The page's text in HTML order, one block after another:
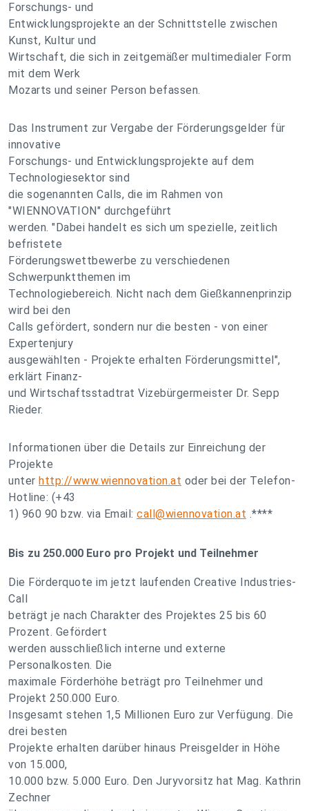
Forschungs- und
Entwicklungsprojekte an der Schnittstelle zwischen
Kunst, Kultur und
Wirtschaft, die sich in zeitgemäßer multimedialer Form
mit dem Werk
Mozarts und seiner Person befassen.
Das Instrument zur Vergabe der Förderungsgelder für
innovative
Forschungs- und Entwicklungsprojekte auf dem
Technologiesektor sind
die sogenannten Calls, die im Rahmen von
"WIENNOVATION" durchgeführt
werden. "Dabei handelt es sich um spezielle, zeitlich
befristete
Förderungswettbewerbe zu verschiedenen
Schwerpunktthemen im
Technologiebereich. Nicht nach dem Gießkannenprinzip
wird bei den
Calls gefördert, sondern nur die besten - von einer
Expertenjury
ausgewählten - Projekte erhalten Förderungsmittel",
erklärt Finanz-
und Wirtschaftsstadtrat Vizebürgermeister Dr. Sepp
Rieder.
Informationen über die Details zur Einreichung der
Projekte
unter http://www.wiennovation.at oder bei der Telefon-
Hotline: (+43
1) 960 90 bzw. via Email: call@wiennovation.at .****
Bis zu 250.000 Euro pro Projekt und Teilnehmer
Die Förderquote im jetzt laufenden Creative Industries-
Call
beträgt je nach Charakter des Projektes 25 bis 60
Prozent. Gefördert
werden ausschließlich interne und externe
Personalkosten. Die
maximale Förderhöhe beträgt pro Teilnehmer und
Projekt 250.000 Euro.
Insgesamt stehen 1,5 Millionen Euro zur Verfügung. Die
drei besten
Projekte erhalten darüber hinaus Preisgelder in Höhe
von 15.000,
10.000 bzw. 5.000 Euro. Den Juryvorsitz hat Mag. Kathrin
Zechner